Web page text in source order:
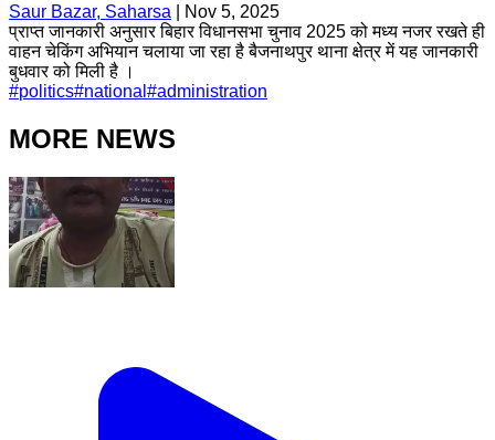
Saur Bazar, Saharsa
Nov 5, 2025
प्राप्त जानकारी अनुसार बिहार विधानसभा चुनाव 2025 को मध्य नजर रखते ही
वाहन चेकिंग अभियान चलाया जा रहा है बैजनाथपुर थाना क्षेत्र में यह जानकारी
बुधवार को मिली है ।
#politics#national #administration
MORE NEWS